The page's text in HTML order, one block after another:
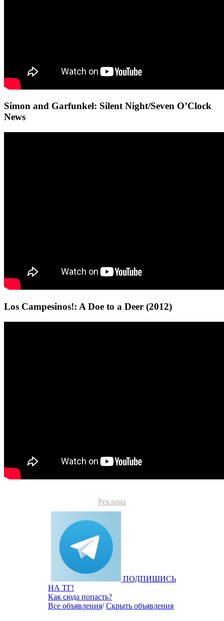
Simon and Garfunkel: Silent Night/Seven O’Clock
News
Los Campesinos!: A Doe to a Deer (2012)
Реклама
ПОДПИШИСЬ
НА ТГ!
Как сюда попасть?
Все объявления/Скрыть объявления